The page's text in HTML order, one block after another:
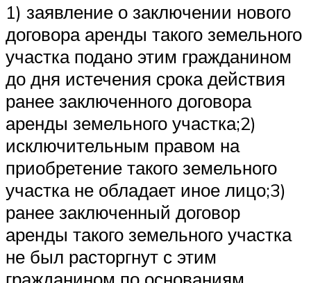
1) заявление о заключении нового
договора аренды такого земельного
участка подано этим гражданином
до дня истечения срока действия
ранее заключенного договора
аренды земельного участка;2)
исключительным правом на
приобретение такого земельного
участка не обладает иное лицо;3)
ранее заключенный договор
аренды такого земельного участка
не был расторгнут с этим